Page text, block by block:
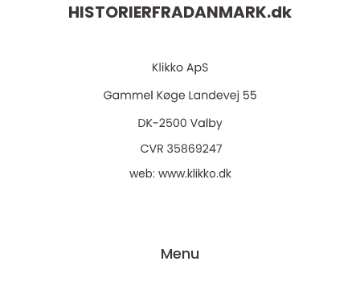
HISTORIERFRADANMARK.dk
web: www.klikko.dk
Menu